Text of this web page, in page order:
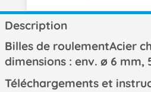
Description
Billes de roulementAcier
dimensions : env. ø 6 mm,
Téléchargements et